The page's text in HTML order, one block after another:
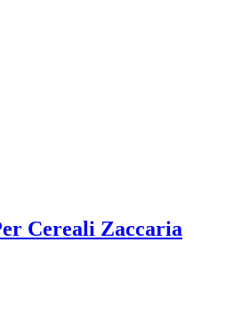
Cereali Zaccaria